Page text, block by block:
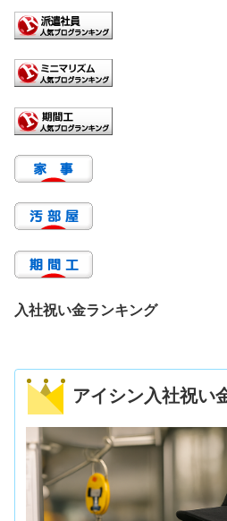
入社祝い金ランキング
アイシン入社祝い